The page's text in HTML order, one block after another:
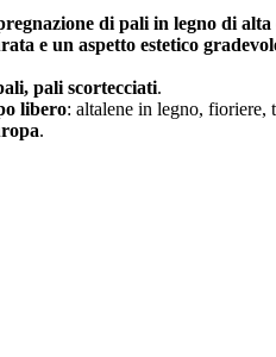
di pali in legno di
e un aspetto estetico
pali scortecciati.
libero: altalene in legno, fioriere,
.